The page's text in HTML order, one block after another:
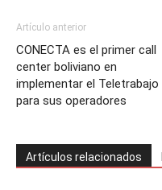
Artículo anterior
CONECTA es el primer call
center boliviano en
implementar el Teletrabajo
para sus operadores
Artículos relacionados